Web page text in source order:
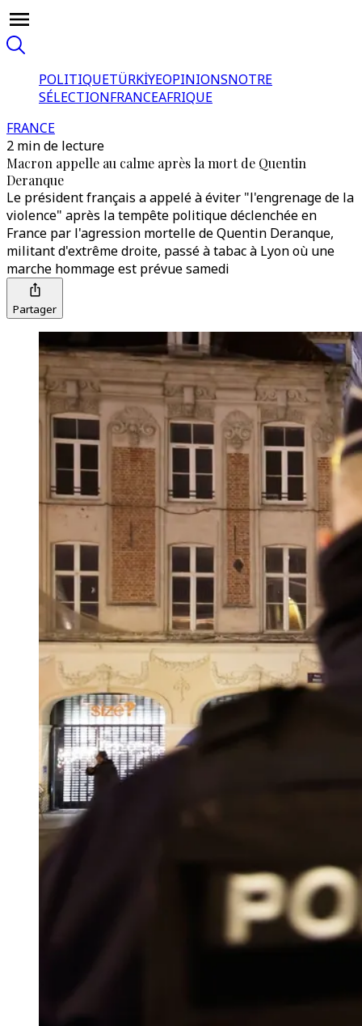
POLITIQUETÜRKİYEOPINIONSNOTRE
SÉLECTIONFRANCEAFRIQUE
FRANCE
2 min de lecture
Macron appelle au calme après la mort de Quentin
Deranque
Le président français a appelé à éviter "l'engrenage de la
violence" après la tempête politique déclenchée en
France par l'agression mortelle de Quentin Deranque,
militant d'extrême droite, passé à tabac à Lyon où une
marche hommage est prévue samedi
Partager